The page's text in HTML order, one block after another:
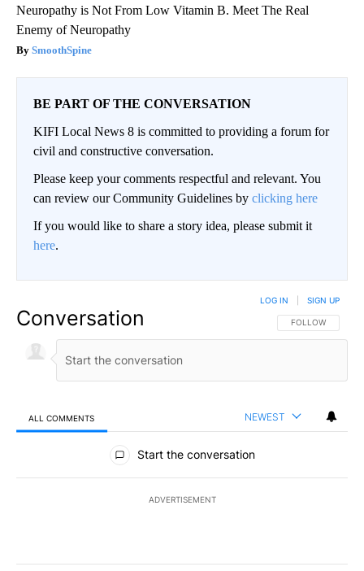
Neuropathy is Not From Low Vitamin B. Meet The Real
Enemy of Neuropathy
SmoothSpine
BE PART OF THE CONVERSATION
KIFI Local News 8 is committed to providing a forum for
civil and constructive conversation.
Please keep your comments respectful and relevant. You
can review our Community Guidelines by clicking here
If you would like to share a story idea, please submit it
here.
Conversation FOLLOW THIS
FOLLOW
LOG IN SIGN UP
ALL COMMENTS NEWEST
All Comments
Start the conversation
ADVERTISEMENT